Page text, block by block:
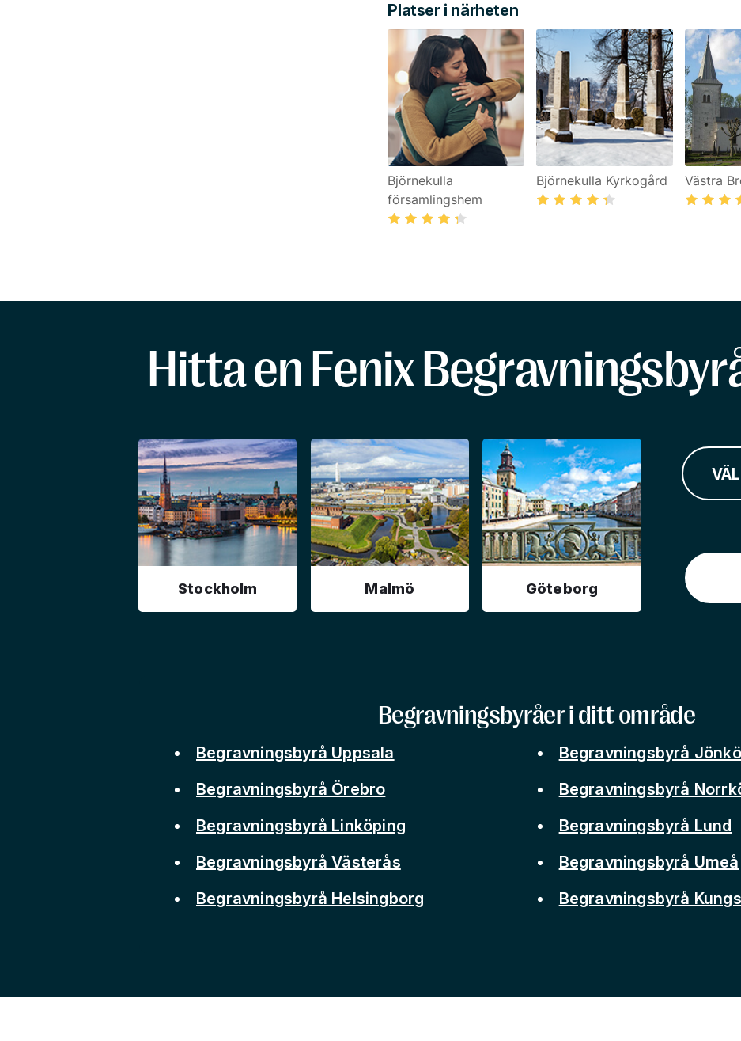
Platser i närheten
Björnekulla
församlingshem
Björnekulla Kyrkogård Västra
Hitta en Fenix
Stockholm Malmö Göteborg
Begravningsbyråer i ditt område
Begravningsbyrå Uppsala
Begravningsbyrå Örebro
Begravningsbyrå Linköping
Begravningsbyrå Västerås
Begravningsbyrå Helsingborg
Begravningsbyrå
Begravningsbyrå
Begravningsbyrå Lund
Begravningsbyrå Umeå
Begravningsbyrå